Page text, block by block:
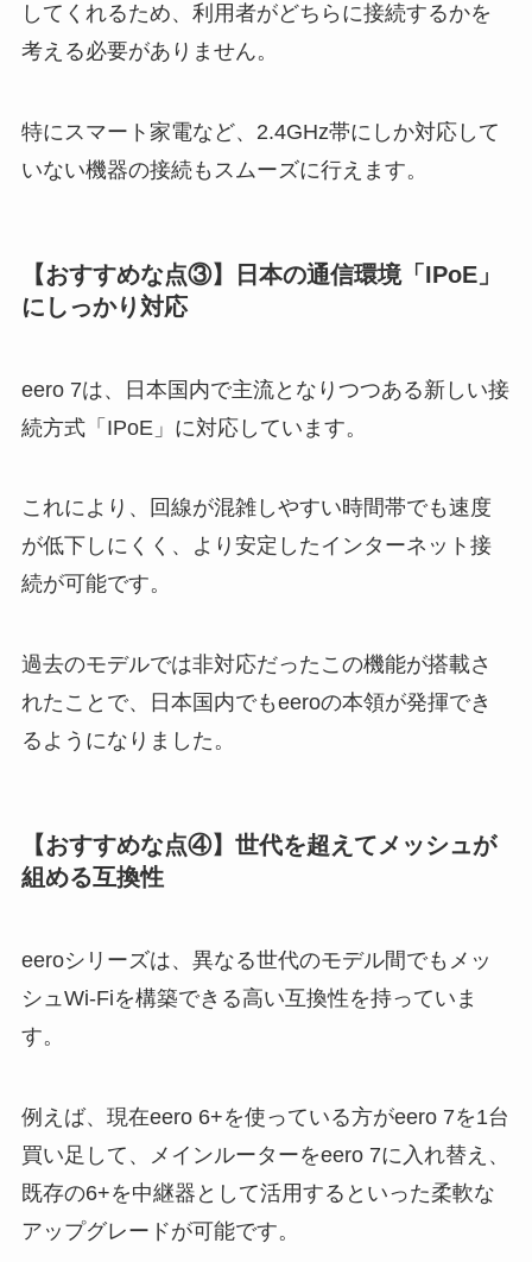
してくれるため、利用者がどちらに接続するかを
考える必要がありません。
特にスマート家電など、2.4GHz帯にしか対応して
いない機器の接続もスムーズに行えます。
【おすすめな点③】日本の通信環境「IPoE」
にしっかり対応
eero 7は、日本国内で主流となりつつある新しい接
続方式「IPoE」に対応しています。
これにより、回線が混雑しやすい時間帯でも速度
が低下しにくく、より安定したインターネット接
続が可能です。
過去のモデルでは非対応だったこの機能が搭載さ
れたことで、日本国内でもeeroの本領が発揮でき
るようになりました。
【おすすめな点④】世代を超えてメッシュが
組める互換性
eeroシリーズは、異なる世代のモデル間でもメッ
シュWi-Fiを構築できる高い互換性を持っていま
す。
例えば、現在eero 6+を使っている方がeero 7を1台
買い足して、メインルーターをeero 7に入れ替え、
既存の6+を中継器として活用するといった柔軟な
アップグレードが可能です。